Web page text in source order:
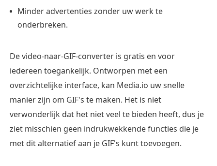
Minder advertenties zonder uw werk te
onderbreken.
De video-naar-GIF-converter is gratis en voor
iedereen toegankelijk. Ontworpen met een
overzichtelijke interface, kan Media.io uw snelle
manier zijn om GIF's te maken. Het is niet
verwonderlijk dat het niet veel te bieden heeft, dus je
ziet misschien geen indrukwekkende functies die je
met dit alternatief aan je GIF's kunt toevoegen.